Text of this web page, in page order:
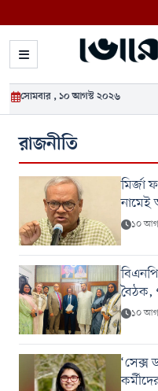
সোমবার , ১০ আগস্ট ২০২৬
রাজনীতি
মির্জা
নামেই
১০
বৈঠক,
১০
‘সেক্স